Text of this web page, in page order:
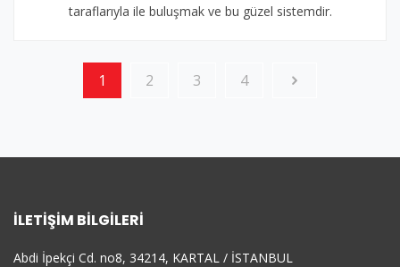
taraflarıyla ile buluşmak ve bu güzel sistemdir.
1 2 3 4
İLETIŞIM BILGILERI
Abdi İpekçi Cd. no8, 34214, KARTAL / İSTANBUL